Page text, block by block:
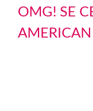
OMG! SE